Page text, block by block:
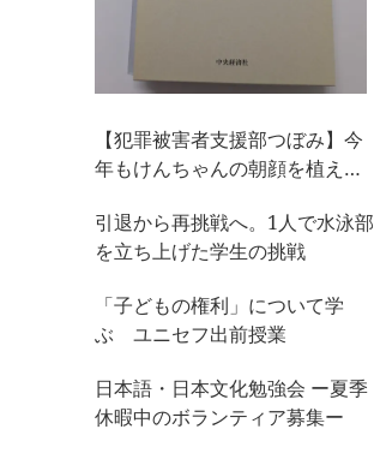
【犯罪被害者支援部つぼみ】今
年もけんちゃんの朝顔を植えま
引退から再挑戦へ。1人で水泳部
を立ち上げた学生の挑戦
「子どもの権利」について学
ぶ ユニセフ出前授業
日本語・日本文化勉強会 ー夏季
休暇中のボランティア募集ー